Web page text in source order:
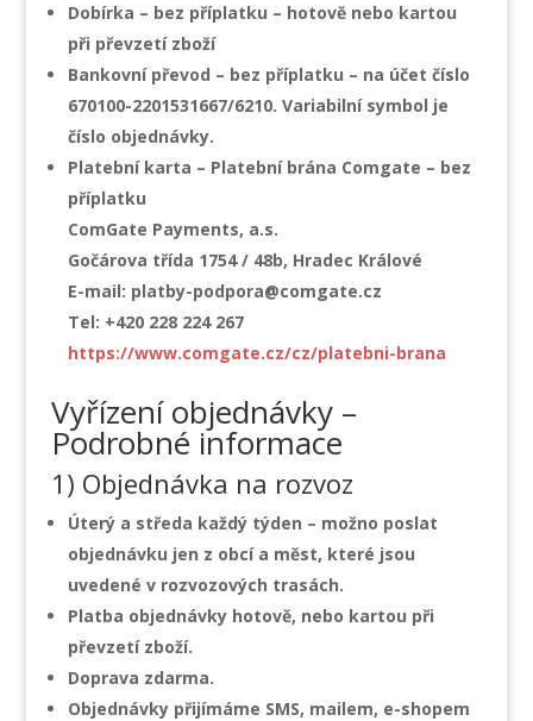
Dobírka – bez příplatku – hotově nebo kartou
při převzetí zboží
Bankovní převod – bez příplatku – na účet číslo
670100-2201531667/6210. Variabilní symbol je
číslo objednávky.
Platební karta – Platební brána Comgate – bez
příplatku
ComGate Payments, a.s.
Gočárova třída 1754 / 48b, Hradec Králové
E-mail: platby-podpora@comgate.cz
Tel: +420 228 224 267
https://www.comgate.cz/cz/platebni-brana
Vyřízení objednávky –
Podrobné informace
1) Objednávka na rozvoz
Úterý a středa každý týden – možno poslat
objednávku jen z obcí a měst, které jsou
uvedené v rozvozových trasách.
Platba objednávky hotově, nebo kartou při
převzetí zboží.
Doprava zdarma.
Objednávky přijímáme SMS, mailem, e-shopem